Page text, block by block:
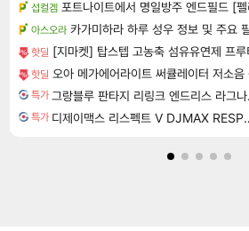
섭컬겜 포트나이트에서 명일방주 엔드필드 [
아스오라 카가미하라 하루 성우 정보 및 주요
핫딜 [지마켓] 탑스텝 고농축 섬유유연제 프
핫딜 오아 메가에어라이트 써큘레이터 저소음 공기순
특가 그랑블
특가 디제이맥스